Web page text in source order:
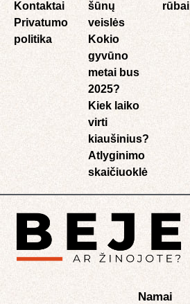
Kontaktai
Privatumo
politika
šūnų
veislės
Kokio
gyvūno
metai bus
2025?
Kiek laiko
virti
kiaušinius?
Atlyginimo
skaičiuoklė​
rūbai
Namai